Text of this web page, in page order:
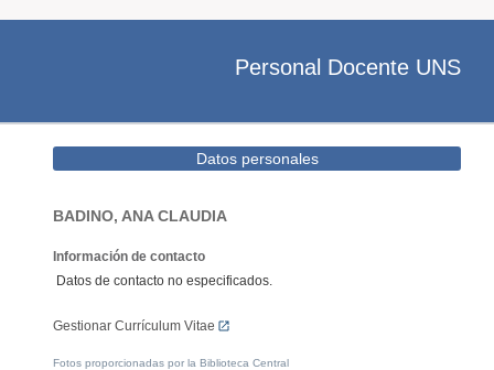
Personal Docente UNS
Datos personales
BADINO, ANA CLAUDIA
Información de contacto
Datos de contacto no especificados.
Gestionar Currículum Vitae
Fotos proporcionadas por la Biblioteca Central